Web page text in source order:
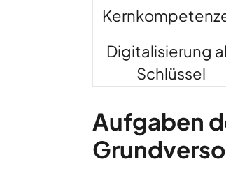
Digitalisierung
Schlüssel
Aufgaben